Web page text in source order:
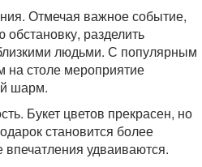
Отмечая важное событие,
обстановку, разделить
людьми. С популярным
на столе мероприятие
шарм.
Букет цветов прекрасен, но
становится более
удваиваются.